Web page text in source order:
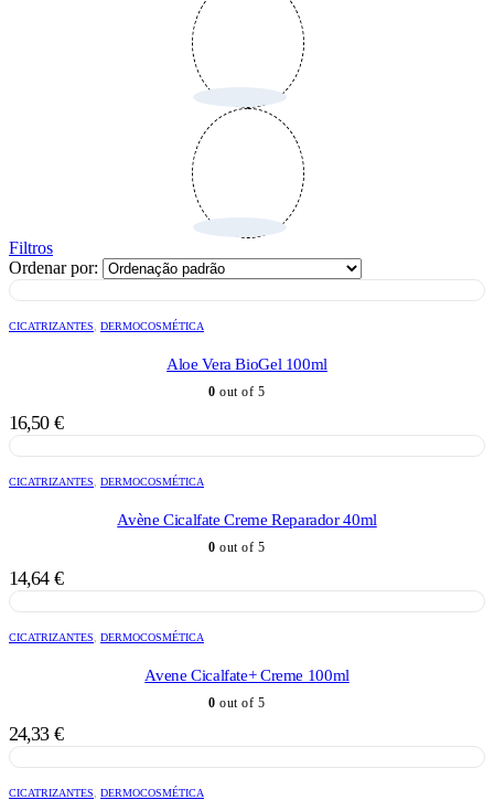
Filtros
Ordenar por:
CICATRIZANTES DERMOCOSMÉTICA
Aloe Vera BioGel 100ml
0 out of 5
16,50 €
CICATRIZANTES DERMOCOSMÉTICA
Avène Cicalfate Creme Reparador 40ml
0 out of 5
14,64 €
CICATRIZANTES DERMOCOSMÉTICA
Avene Cicalfate+ Creme 100ml
0 out of 5
24,33 €
CICATRIZANTES DERMOCOSMÉTICA